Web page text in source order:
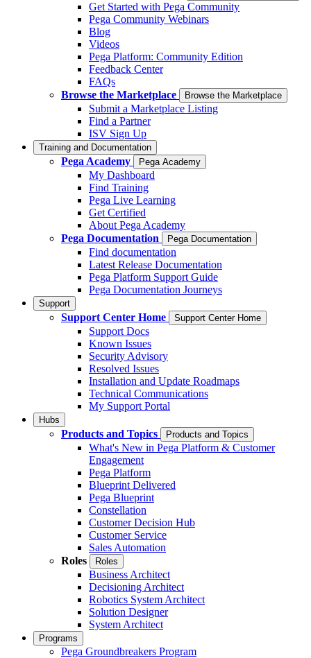
Get Started with Pega Community
Pega Community Webinars
Blog
Videos
Pega Platform: Community Edition
Feedback Center
FAQs
Browse the Marketplace
Browse the Marketplace
Submit a Marketplace Listing
Find a Partner
ISV Sign Up
Training and Documentation
Pega Academy Pega Academy
My Dashboard
Find Training
Pega Live Learning
Get Certified
About Pega Academy
Pega Documentation
Pega Documentation
Find documentation
Latest Release Documentation
Pega Platform Support Guide
Pega Documentation Journeys
Support
Support Center Home Support Center Home
Support Docs
Known Issues
Security Advisory
Resolved Issues
Installation and Update Roadmaps
Technical Communications
My Support Portal
Hubs
Products and Topics Products and Topics
What's New in Pega Platform & Customer
Engagement
Pega Platform
Blueprint Delivered
Pega Blueprint
Constellation
Customer Decision Hub
Customer Service
Sales Automation
Roles
Roles
Business Architect
Decisioning Architect
Robotics System Architect
Solution Designer
System Architect
Programs
Pega Groundbreakers Program